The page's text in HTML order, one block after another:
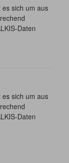
sich um aus
Daten
sich um aus
Daten